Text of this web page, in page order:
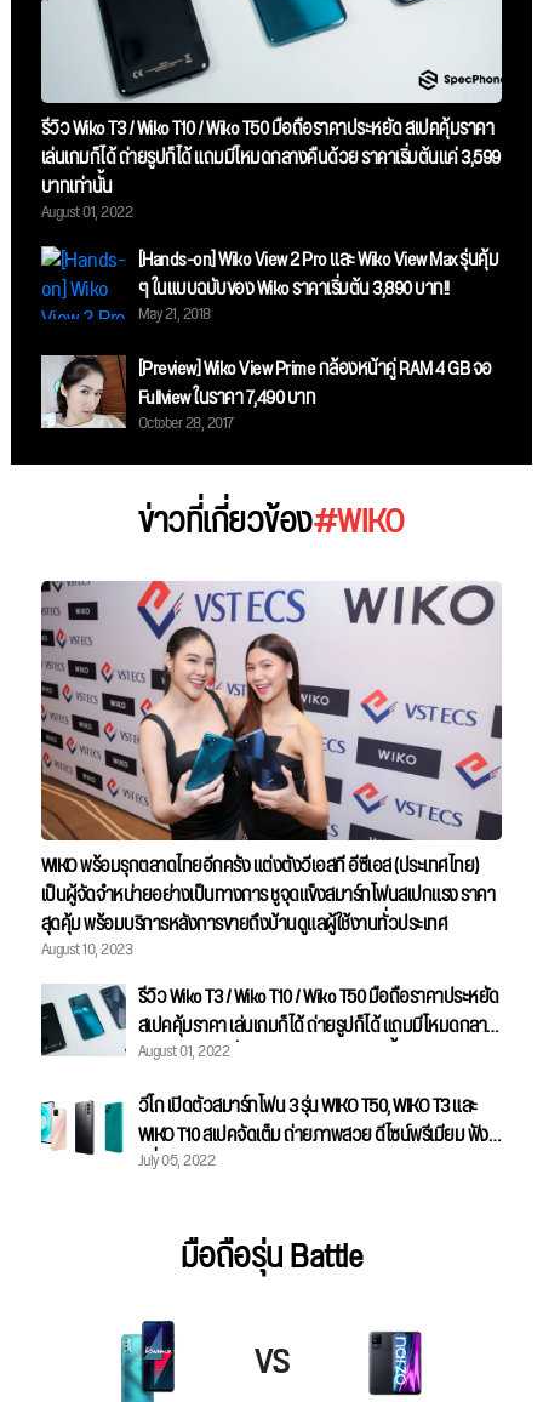
รีวิว Wiko T3 / Wiko T10 / Wiko T50 มือถือราคาประหยัด สเปคคุ้มราคา
เล่นเกมก็ได้ ถ่ายรูปก็ได้ แถมมีโหมดกลางคืนด้วย ราคาเริ่มต้นแค่ 3,599
บาทเท่านั้น
August 01, 2022
[Hands-on] Wiko View 2 Pro และ Wiko View Max รุ่นคุ้ม
ๆ ในแบบฉบับของ Wiko ราคาเริ่มต้น 3,890 บาท!!
May 21, 2018
[Preview] Wiko View Prime กล้องหน้าคู่ RAM 4 GB จอ
Fullview ในราคา 7,490 บาท
October 28, 2017
ข่าวที่เกี่ยวข้อง#WIKO
WIKO พร้อมรุกตลาดไทยอีกครั้ง แต่งตั้งวีเอสที อีซีเอส (ประเทศไทย)
เป็นผู้จัดจำหน่ายอย่างเป็นทางการ ชูจุดแข็งสมาร์ทโฟนสเปกแรง ราคา
สุดคุ้ม พร้อมบริการหลังการขายถึงบ้านดูแลผู้ใช้งานทั่วประเทศ
August 10, 2023
รีวิว Wiko T3 / Wiko T10 / Wiko T50 มือถือราคาประหยัด
สเปคคุ้มราคา เล่นเกมก็ได้ ถ่ายรูปก็ได้ แถมมีโหมดกลาง
คืนด้วย ราคาเริ่มต้นแค่ 3,599 บาทเท่านั้น
August 01, 2022
วีโก เปิดตัวสมาร์ทโฟน 3 รุ่น WIKO T50, WIKO T3 และ
WIKO T10 สเปคจัดเต็ม ถ่ายภาพสวย ดีไซน์พรีเมียม ฟัง
ก์ชั่นครบครัน
July 05, 2022
มือถือรุ่น Battle
VS